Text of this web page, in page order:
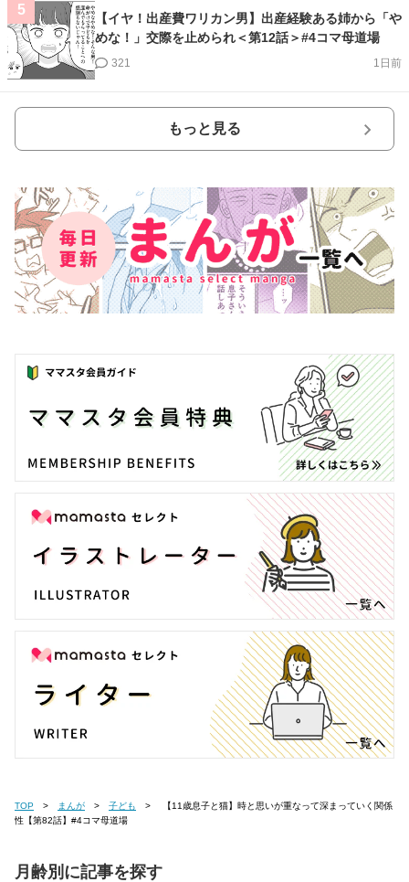
5
【イヤ！出産費ワリカン男】出産経験ある姉から「や
めな！」交際を止められ＜第12話＞#4コマ母道場
1日前
321
もっと見る
TOP まんが 子ども
性【第82話】#4コマ母道場
月齢別に記事を探す